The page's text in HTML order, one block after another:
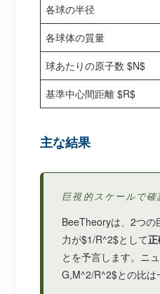
各球の半径
各球体の質量
球あたりの原子数 $N$
基準中心間距離 $R$
主な結果
巨視的スケールで
BeeTheoryは、2つの
力が$1/R^2$として
とを予言します。ニ
G,M^2/R^2$との比は